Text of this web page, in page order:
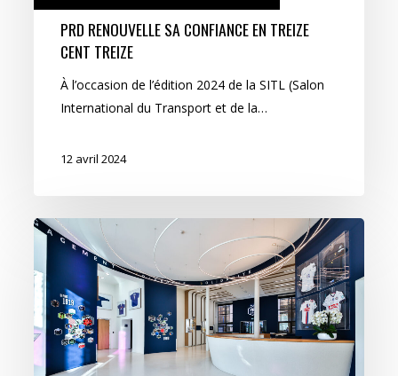
PRD RENOUVELLE SA CONFIANCE EN TREIZE
CENT TREIZE
À l’occasion de l’édition 2024 de la SITL (Salon
International du Transport et de la…
12 avril 2024
L’agence
porte-
bonheur,
supporter
du
maillot
bleu